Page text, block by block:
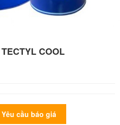
COOL
Yêu cầu báo giá